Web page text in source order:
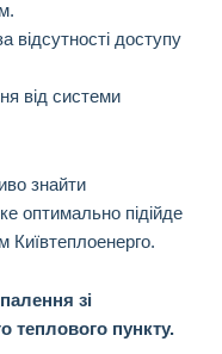
відсутності доступу
від системи
знайти
оптимально підійде
Київтеплоенерго.
зі
теплового пункту.